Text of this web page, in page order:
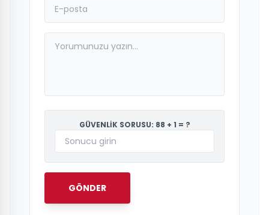
GÜVENLİK SORUSU: 88 + 1 = ?
GÖNDER